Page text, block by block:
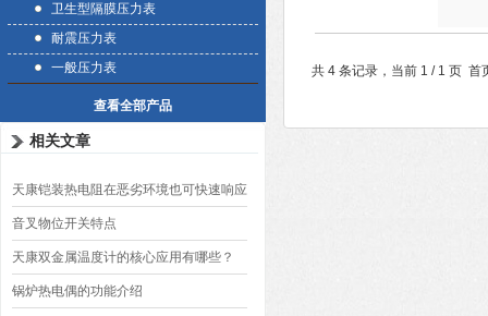
卫生型隔膜压力表
耐震压力表
一般压力表
查看全部产品
相关文章
天康铠装热电阻在恶劣环境也可快速响应
音叉物位开关特点
天康双金属温度计的核心应用有哪些？
锅炉热电偶的功能介绍
共 4 条记录，当前 1 / 1 页